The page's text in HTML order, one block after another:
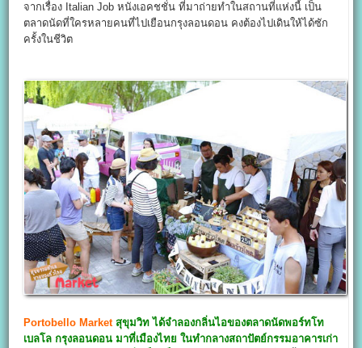
จากเรื่อง Italian Job หนังเอคชชั่น ที่มาถ่ายทำในสถานที่แห่งนี้ เป็น
ตลาดนัดที่ใครหลายคนที่ไปเยือนกรุงลอนดอน คงต้องไปเดินให้ได้ซัก
ครั้งในชีวิต
Portobello Market สุขุมวิท ได้จำลองกลิ่นไอของตลาดนัดพอร์ทโท
เบลโล กรุงลอนดอน มาที่เมืองไทย ในทำกลางสถาปัตย์กรรมอาคารเก่า